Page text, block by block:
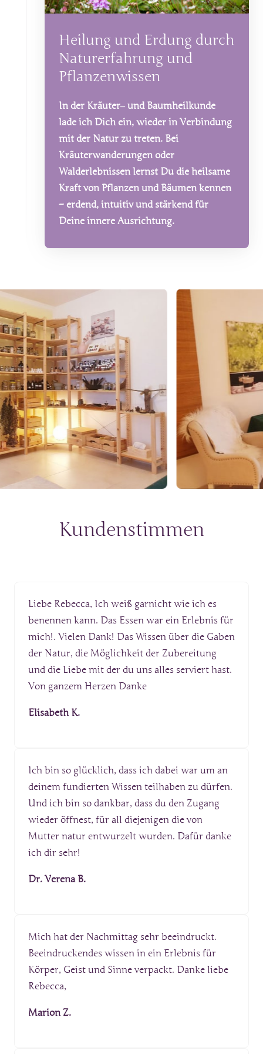
Heilung und Erdung durch
Naturerfahrung und
Pflanzenwissen
In der Kräuter‒ und
lade ich Dich ein, wieder in
mit der Natur zu treten.
Kräuterwanderungen
Walderlebnissen lernst Du die
Kraft von Pflanzen und Bäumen
– erdend, intuitiv und stärkend
Deine innere Ausrichtung.
Kundenstimmen
Liebe Rebecca, Ich weiß garnicht wie ich es
benennen kann. Das Essen war ein Erlebnis für
mich!. Vielen Dank! Das Wissen über die Gaben
der Natur, die Möglichkeit der Zubereitung
und die Liebe mit der du uns alles serviert hast.
Von ganzem Herzen Danke
Elisabeth K.
Ich bin so glücklich, dass ich dabei war um an
deinem fundierten Wissen teilhaben zu dürfen.
Und ich bin so dankbar, dass du den Zugang
wieder öffnest, für all diejenigen die von
Mutter natur entwurzelt wurden. Dafür danke
ich dir sehr!
Dr. Verena B.
Mich hat der Nachmittag sehr beeindruckt.
Beeindruckendes wissen in ein Erlebnis für
Körper, Geist und Sinne verpackt. Danke liebe
Rebecca,
Marion Z.